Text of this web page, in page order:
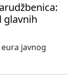
glavnih
eura javnog